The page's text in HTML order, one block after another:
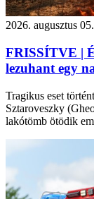
2026. augusztus
FRISSÍTVE |
lezuhant egy
Tragikus eset
Sztaroveszky
lakótömb ötödik